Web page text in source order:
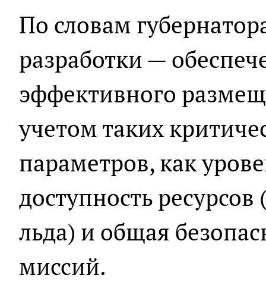
По словам
разработки —
эффективного
учетом таких
параметров, как
доступность
льда) и общая
миссий.